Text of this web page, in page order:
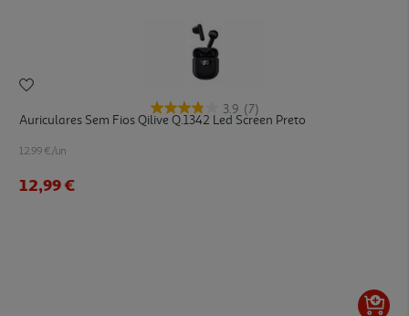
3.9 (7)
Auriculares Sem Fios Qilive Q.1342 Led Screen Preto
12.99 €/un
12,99 €